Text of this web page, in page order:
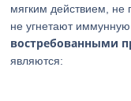
мягким действием, не
не угнетают иммунную
востребованными
являются: